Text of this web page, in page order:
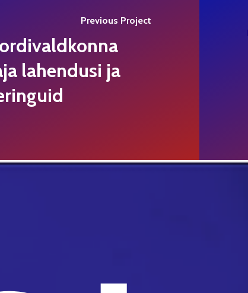
Previous Project
lahendusi ja